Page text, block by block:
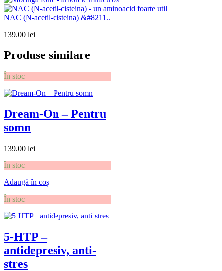
NAC (N-acetil-cisteina) &#8211...
139.00 lei
Produse similare
În stoc
Dream-On – Pentru
somn
139.00 lei
În stoc
Adaugă în coș
În stoc
5-HTP –
antidepresiv, anti-
stres